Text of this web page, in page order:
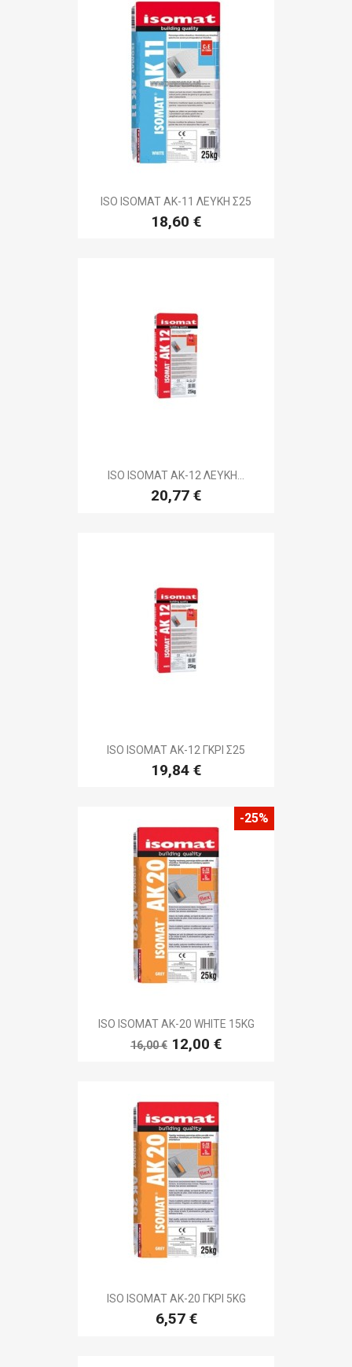
ISO ISOMAT AK-11 ΛΕΥΚΗ Σ25
18,60 €
ISO ISOMAT AK-12 ΛΕΥΚΗ...
20,77 €
ISO ISOMAT AK-12 ΓΚΡΙ Σ25
19,84 €
ISO ISOMAT AK-20 WHITE 15KG
16,00 € 12,00 €
-25%
ISO ISOMAT AK-20 ΓΚΡΙ 5KG
6,57 €